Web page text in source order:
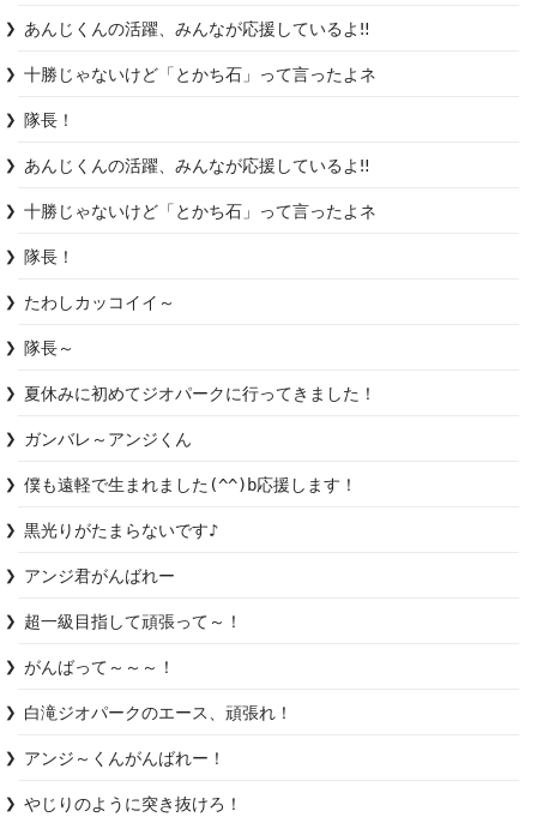
あんじくんの活躍、みんなが応援しているよ‼︎
十勝じゃないけど「とかち石」って言ったよネ
隊長！
あんじくんの活躍、みんなが応援しているよ‼︎
十勝じゃないけど「とかち石」って言ったよネ
隊長！
たわしカッコイイ～
隊長～
夏休みに初めてジオパークに行ってきました！
ガンバレ～アンジくん
僕も遠軽で生まれました(^^)b応援します！
黒光りがたまらないです♪
アンジ君がんばれー
超一級目指して頑張って～！
がんばって～～～！
白滝ジオパークのエース、頑張れ！
アンジ～くんがんばれー！
やじりのように突き抜けろ！